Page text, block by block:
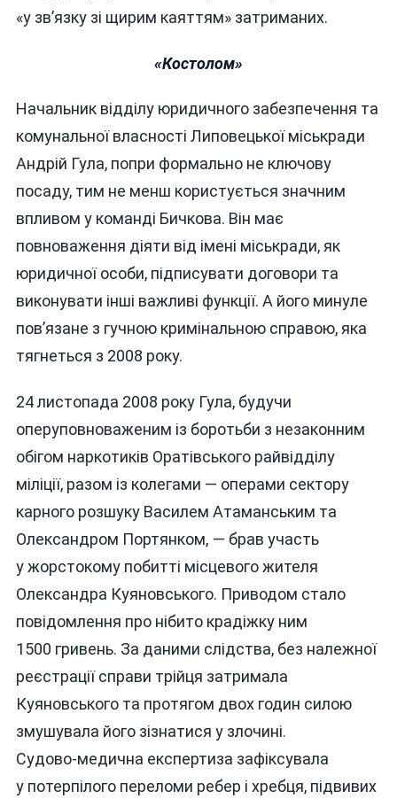
«у зв’язку зі щирим каяттям» затриманих.
«Костолом»
Начальник відділу юридичного забезпечення та
комунальної власності Липовецької міськради
Андрій Гула, попри формально не ключову
посаду, тим не менш користується значним
впливом у команді Бичкова. Він має
повноваження діяти від імені міськради, як
юридичної особи, підписувати договори та
виконувати інші важливі функції. А його минуле
пов’язане з гучною кримінальною справою, яка
тягнеться з 2008 року.
24 листопада 2008 року Гула, будучи
оперуповноваженим із боротьби з незаконним
обігом наркотиків Оратівського райвідділу
міліції, разом із колегами — операми сектору
карного розшуку Василем Атаманським та
Олександром Портянком, — брав участь
у жорстокому побитті місцевого жителя
Олександра Куяновського. Приводом стало
повідомлення про нібито крадіжку ним
1500 гривень. За даними слідства, без належної
реєстрації справи трійця затримала
Куяновського та протягом двох годин силою
змушувала його зізнатися у злочині.
Судово‑медична експертиза зафіксувала
у потерпілого переломи ребер і хребця, підвивих